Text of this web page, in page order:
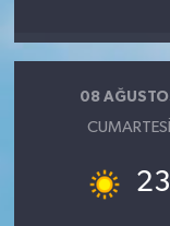
08
CUMARTESI
23